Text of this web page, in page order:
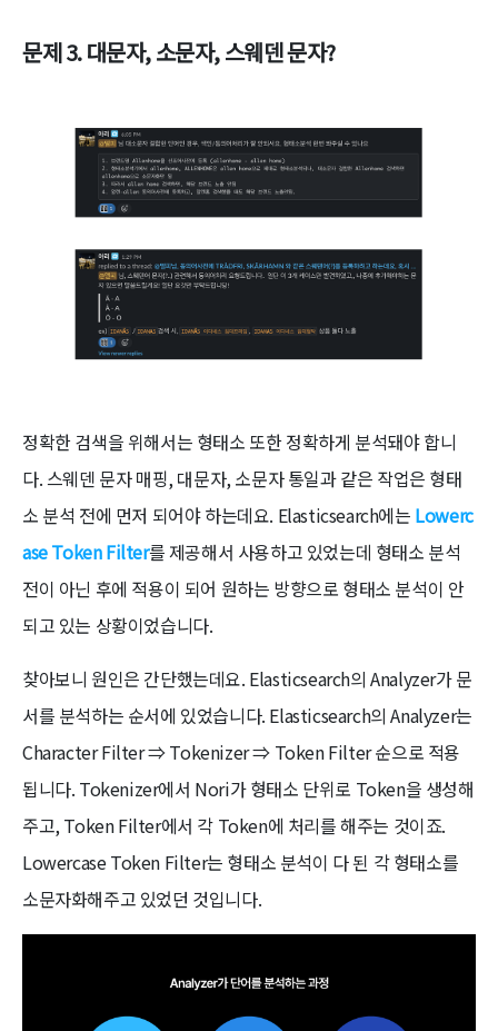
문제 3. 대문자, 소문자, 스웨덴 문자?
정확한 검색을 위해서는 형태소 또한 정확하게 분석돼야 합니
다. 스웨덴 문자 매핑, 대문자, 소문자 통일과 같은 작업은 형태
소 분석 전에 먼저 되어야 하는데요. Elasticsearch에는 Lowerc
ase Token Filter를 제공해서 사용하고 있었는데 형태소 분석
전이 아닌 후에 적용이 되어 원하는 방향으로 형태소 분석이 안
되고 있는 상황이었습니다.
찾아보니 원인은 간단했는데요. Elasticsearch의 Analyzer가 문
서를 분석하는 순서에 있었습니다. Elasticsearch의 Analyzer는
Character Filter ⇒ Tokenizer ⇒ Token Filter 순으로 적용
됩니다. Tokenizer에서 Nori가 형태소 단위로 Token을 생성해
주고, Token Filter에서 각 Token에 처리를 해주는 것이죠.
Lowercase Token Filter는 형태소 분석이 다 된 각 형태소를
소문자화해주고 있었던 것입니다.